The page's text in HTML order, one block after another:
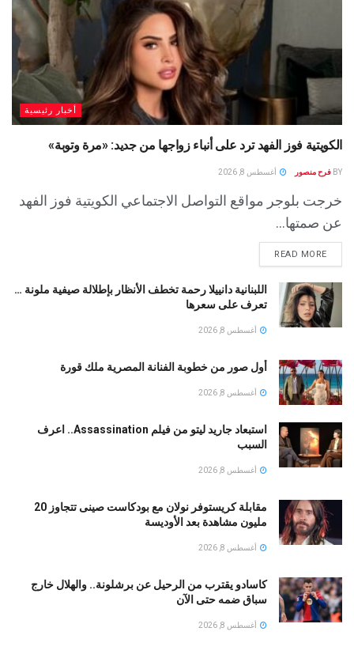
أخبار رئيسية
الكويتية فوز الفهد ترد على أنباء زواجها من جديد: «مرة وتوبة» ‏
BY فرح منصور أغسطس 8, 2026
خرجت بلوجر مواقع التواصل الاجتماعي الكويتية فوز الفهد
عن صمتها...
READ MORE
اللبنانية دانييلا رحمة تخطف الأنظار بإطلالة صيفية ملونة …
تعرف على سعرها
أغسطس 8, 2026
أول صور من خطوبة الفنانة المصرية ملك قورة
أغسطس 8, 2026
استبعاد جاريد ليتو من فيلم Assassination.. اعرف
السبب
أغسطس 8, 2026
مقابلة كريستوفر نولان مع بودكاست صينى تتجاوز 20
مليون مشاهدة بعد الأوديسة
أغسطس 8, 2026
كاسادو يقترب من الرحيل عن برشلونة.. والهلال خارج
سباق ضمه حتى الآن
أغسطس 8, 2026